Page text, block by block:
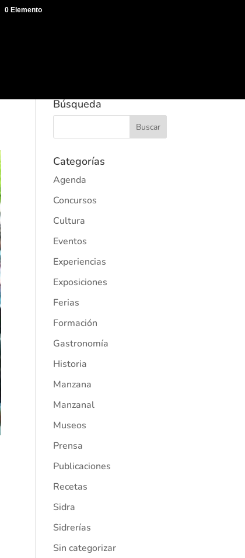
Búsqueda
Categorías
Agenda
Concursos
Cultura
Eventos
Experiencias
Exposiciones
Ferias
Formación
Gastronomía
Historia
Manzana
Manzanal
Museos
Prensa
Publicaciones
Recetas
Sidra
Sidrerías
Sin categorizar